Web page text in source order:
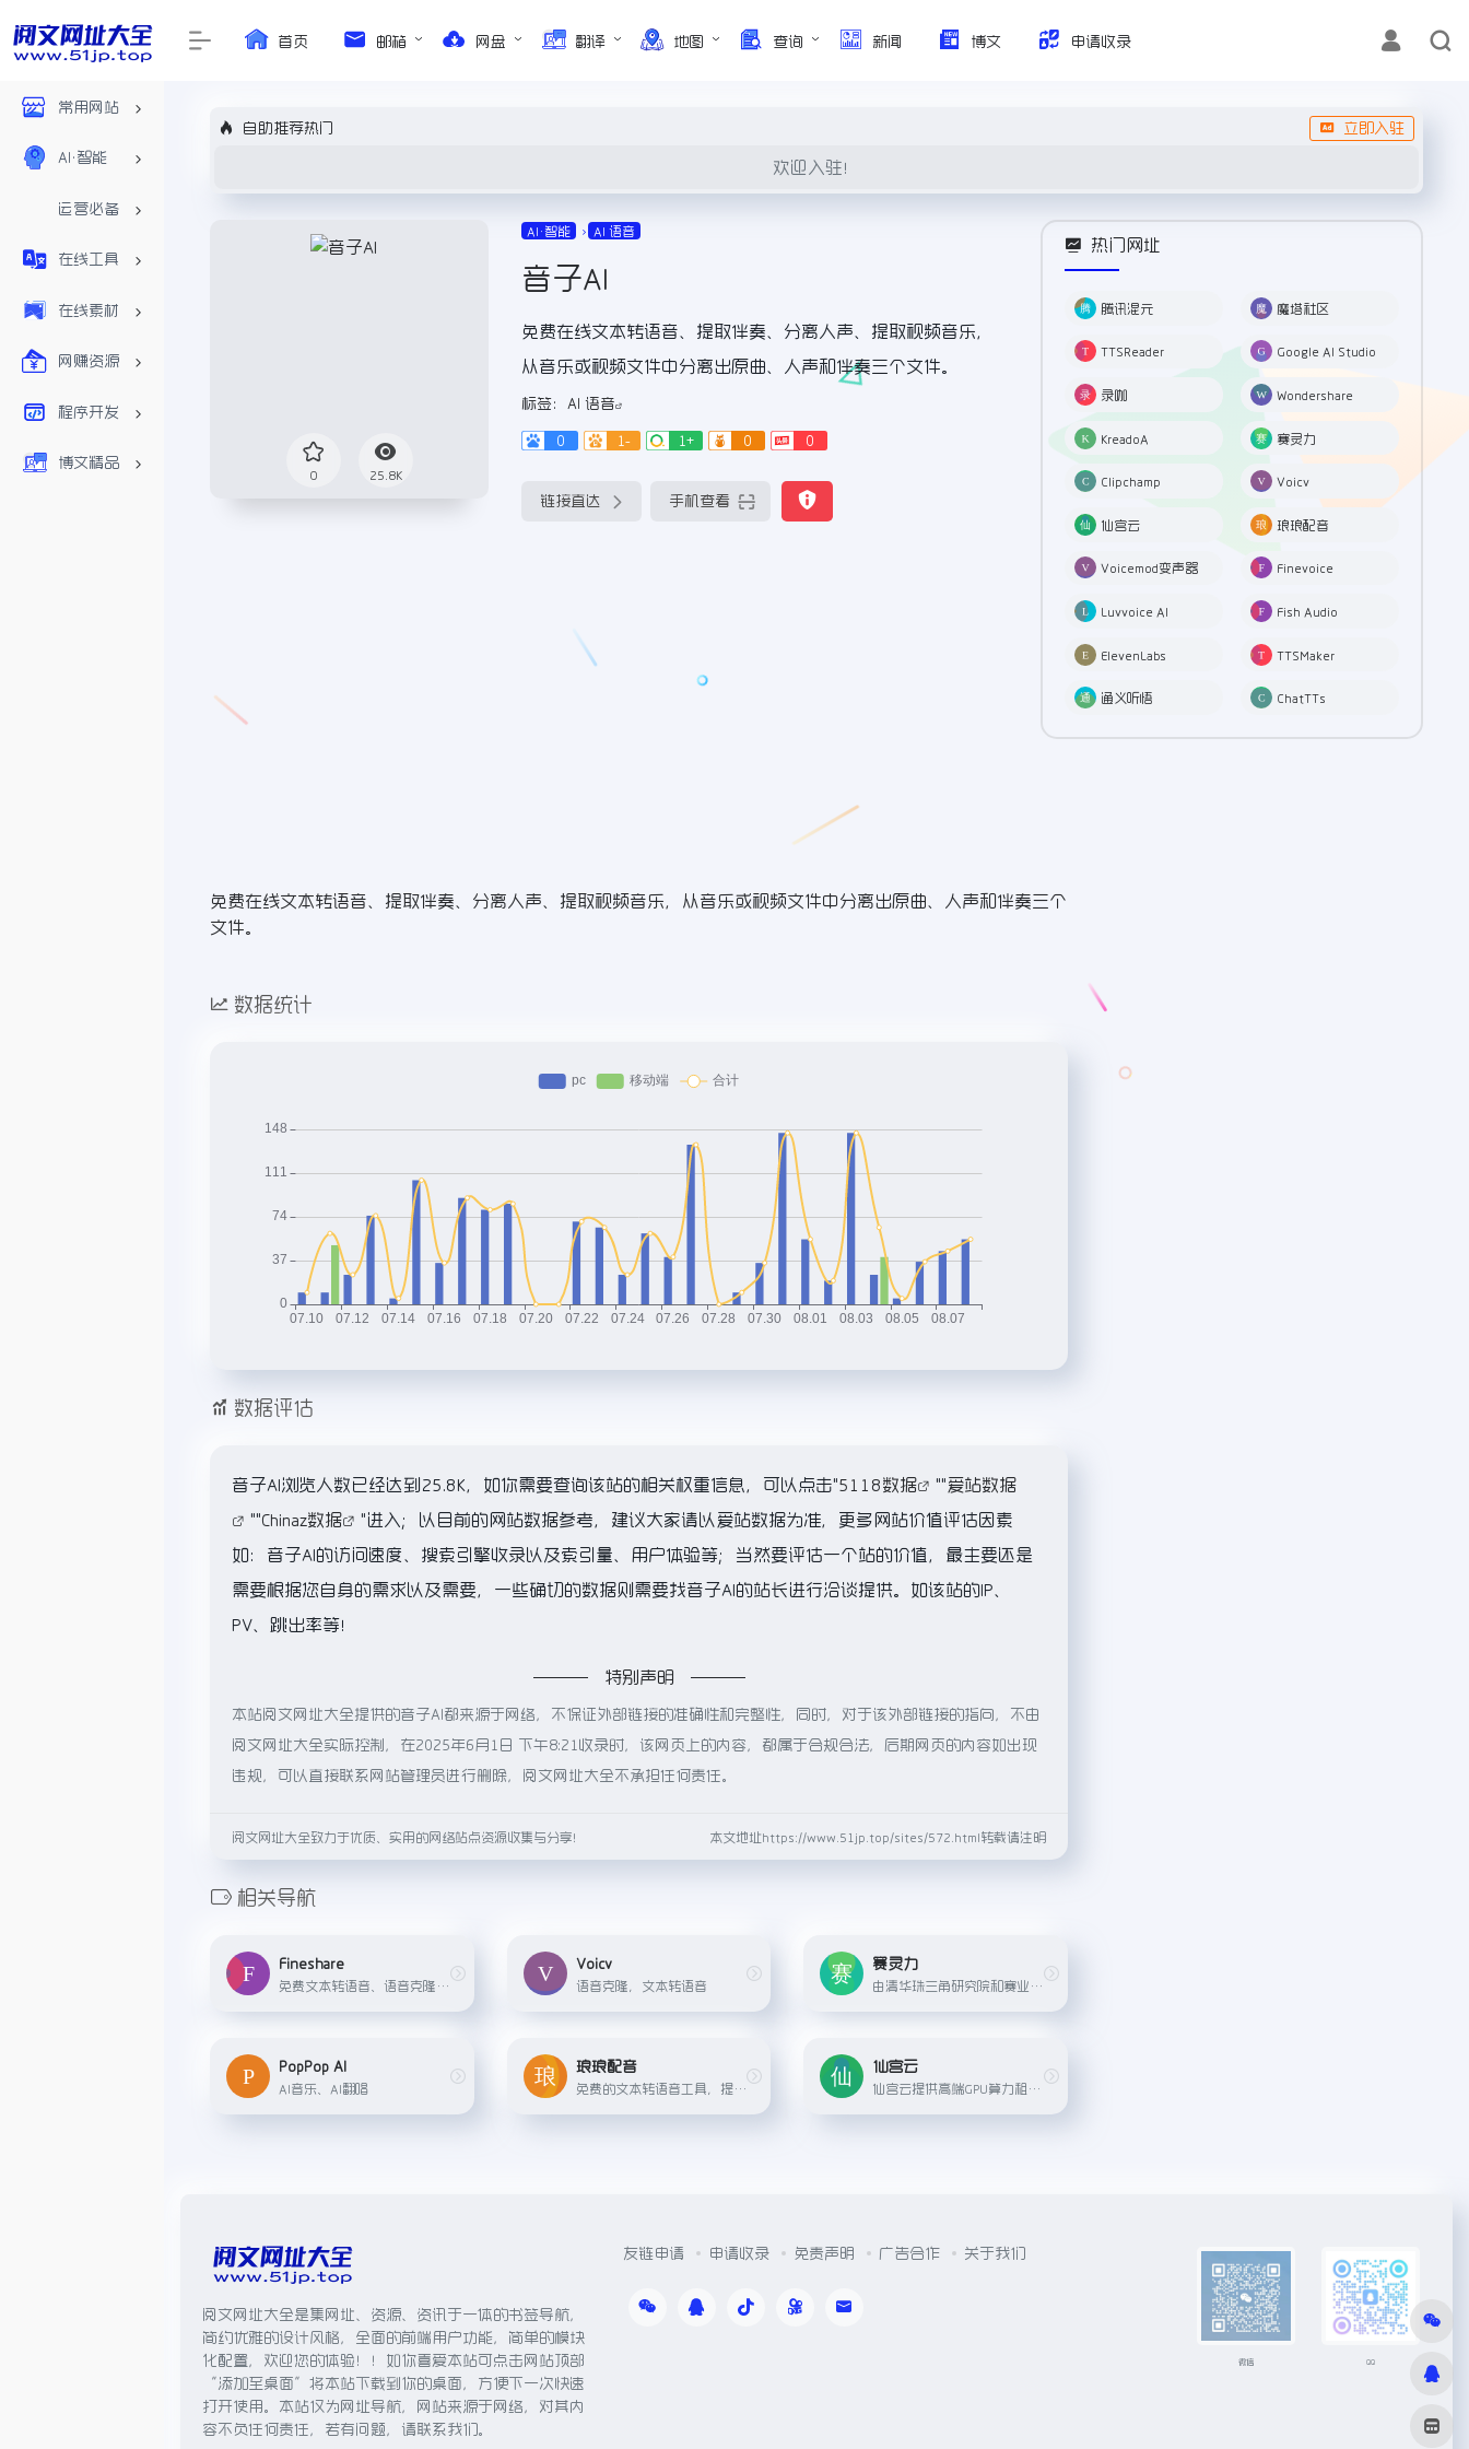
常用网站
AI•智能
运营必备
在线工具
在线素材
网赚资源
程序开发
博文精品
首页 邮箱 网盘 翻译 地图 查询 新闻 博文 申请收录
自助推荐热门 立即入驻
欢迎入驻！
0 25.8K
AI•智能 AI 语音
音子AI
免费在线文本转语音、提取伴奏、分离人声、提取视频音乐，
从音乐或视频文件中分离出原曲、人声和伴奏三个文件。
标签： AI 语音
0 1- 1+ 0 0
链接直达 手机查看
热门网址
腾讯混元 魔塔社区
TTSReader Google AI Studio
录咖 Wondershare
KreadoA 赛灵力
Clipchamp Voicv
仙宫云 琅琅配音
Voicemod变声器 Finevoice
Luvvoice AI Fish Audio
ElevenLabs TTSMaker
通义听悟 ChatTTs
免费在线文本转语音、提取伴奏、分离人声、提取视频音乐，从音乐或视频文件中分离出原曲、人声和伴奏三个
文件。
数据统计
数据评估
音子AI浏览人数已经达到25.8K，如你需要查询该站的相关权重信息，可以点击"5118数据 ""爱站数据
""Chinaz数据
"进入；以目前的网站数据参考，建议大家请以爱站数据为准，更多网站价值评估因素
如：音子AI的访问速度、搜索引擎收录以及索引量、用户体验等；当然要评估一个站的价值，最主要还是
需要根据您自身的需求以及需要，一些确切的数据则需要找音子AI的站长进行洽谈提供。如该站的IP、
PV、跳出率等！
特别声明
本站阅文网址大全提供的音子AI都来源于网络，不保证外部链接的准确性和完整性，同时，对于该外部链接的指向，不由
阅文网址大全实际控制，在2025年6月1日 下午8:21收录时，该网页上的内容，都属于合规合法，后期网页的内容如出现
违规，可以直接联系网站管理员进行删除，阅文网址大全不承担任何责任。
阅文网址大全致力于优质、实用的网络站点资源收集与分享！ 本文地址https://www.51jp.top/sites/572.html转载请注明
相关导航
Fineshare
免费文本转语音、语音克隆、AI翻唱
Voicv
语音克隆，文本转语音
赛灵力
由清华珠三角研究院和赛业生物集团共同孵化的高仿真数字人平台。
PopPop AI
AI音乐、AI翻唱
琅琅配音
免费的文本转语音工具，提供语音合成服务，支持多种语言，包括中文、英语、德语、法语、意大利语、西班牙语、印尼语等30多种语言，以及多种语音风格。
仙宫云
仙宫云提供高端GPU算力租赁服务，适用于AI应用、数据挖掘和计算密集型任务，具有简单、高效、安全、实惠等优势。
阅文网址大全是集网址、资源、资讯于一体的书签导航，
简约优雅的设计风格，全面的前端用户功能，简单的模块
化配置，欢迎您的体验！！如你喜爱本站可点击网站顶部
“添加至桌面”将本站下载到你的桌面，方便下一次快速
打开使用。本站仅为网址导航，网站来源于网络，对其内
容不负任何责任，若有问题，请联系我们。
友链申请 申请收录 免责声明 广告合作 关于我们
微信 QQ